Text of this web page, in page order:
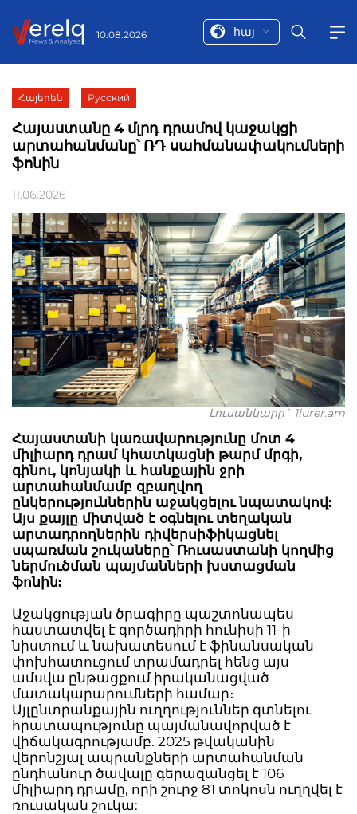
10.08.2026 հայ
Հայերեն Русский
Հայաստանը 4 մլրդ դրամով կաջակցի
արտահանմանը՝ ՌԴ սահմանափակումների
ֆոնին
11.06.2026
Լուսանկարը` 1lurer.am
Հայաստանի կառավարությունը մոտ 4
միլիարդ դրամ կհատկացնի թարմ մրգի,
գինու, կոնյակի և հանքային ջրի
արտահանմամբ զբաղվող
ընկերություններին աջակցելու նպատակով:
Այս քայլը միտված է օգնելու տեղական
արտադրողներին դիվերսիֆիկացնել
սպառման շուկաները՝ Ռուսաստանի կողմից
ներմուծման պայմանների խստացման
ֆոնին:
Աջակցության ծրագիրը պաշտոնապես
հաստատվել է գործադիրի հունիսի 11-ի
նիստում և նախատեսում է ֆինանսական
փոխհատուցում տրամադրել հենց այս
ամսվա ընթացքում իրականացված
մատակարարումների համար։
Այլընտրանքային ուղղություններ գտնելու
հրատապությունը պայմանավորված է
վիճակագրությամբ. 2025 թվականին
վերոնշյալ ապրանքների արտահանման
ընդհանուր ծավալը գերազանցել է 106
միլիարդ դրամը, որի շուրջ 81 տոկոսն ուղղվել է
ռուսական շուկա: